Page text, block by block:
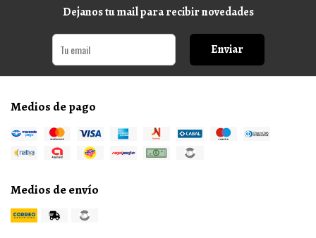
Dejanos tu mail para recibir novedades
Enviar
Medios de pago
Medios de envío